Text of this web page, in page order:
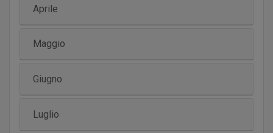
Aprile
Maggio
Giugno
Luglio